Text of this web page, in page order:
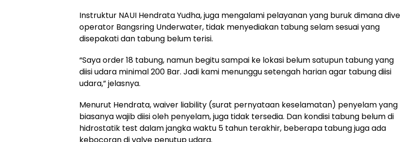
Instruktur NAUI Hendrata Yudha, juga mengalami pelayanan yang buruk dimana dive
operator Bangsring Underwater, tidak menyediakan tabung selam sesuai yang
disepakati dan tabung belum terisi.
“Saya order 18 tabung, namun begitu sampai ke lokasi belum satupun tabung yang
diisi udara minimal 200 Bar. Jadi kami menunggu setengah harian agar tabung diisi
udara,” jelasnya.
Menurut Hendrata, waiver liability (surat pernyataan keselamatan) penyelam yang
biasanya wajib diisi oleh penyelam, juga tidak tersedia. Dan kondisi tabung belum di
hidrostatik test dalam jangka waktu 5 tahun terakhir, beberapa tabung juga ada
kebocoran di valve penutup udara.